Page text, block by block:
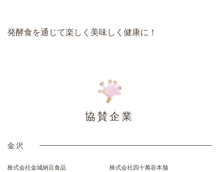
発酵食を通じて楽しく美味しく健康に！
協賛企業
金沢
株式会社金城納豆食品
株式会社四十萬谷本舗